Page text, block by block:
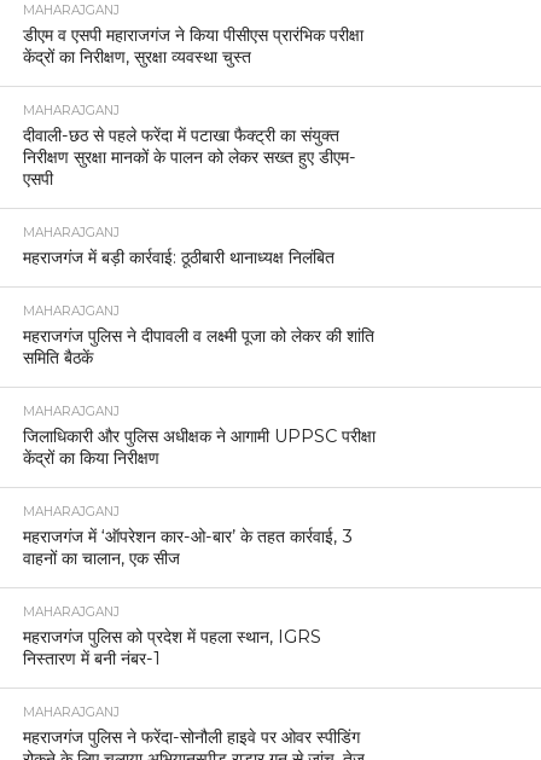
MAHARAJGANJ
डीएम व एसपी महाराजगंज ने किया पीसीएस प्रारंभिक परीक्षा
केंद्रों का निरीक्षण, सुरक्षा व्यवस्था चुस्त
MAHARAJGANJ
दीवाली-छठ से पहले फरेंदा में पटाखा फैक्ट्री का संयुक्त
निरीक्षण सुरक्षा मानकों के पालन को लेकर सख्त हुए डीएम-
एसपी
MAHARAJGANJ
महराजगंज में बड़ी कार्रवाई: ठूठीबारी थानाध्यक्ष निलंबित
MAHARAJGANJ
महराजगंज पुलिस ने दीपावली व लक्ष्मी पूजा को लेकर की शांति
समिति बैठकें
MAHARAJGANJ
जिलाधिकारी और पुलिस अधीक्षक ने आगामी UPPSC परीक्षा
केंद्रों का किया निरीक्षण
MAHARAJGANJ
महराजगंज में ‘ऑपरेशन कार-ओ-बार’ के तहत कार्रवाई, 3
वाहनों का चालान, एक सीज
MAHARAJGANJ
महराजगंज पुलिस को प्रदेश में पहला स्थान, IGRS
निस्तारण में बनी नंबर-1
MAHARAJGANJ
महराजगंज पुलिस ने फरेंदा-सोनौली हाइवे पर ओवर स्पीडिंग